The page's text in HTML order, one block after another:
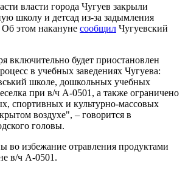
власти города Чугуев закрыли
школу и детсад из-за задымления
Об этом накануне сообщил Чугуевский
включительно будет приостановлен
в учебных заведениях Чугуева:
школе, дошкольных учебных
при в/ч А-0501, а также ограничено
спортивных и культурно-массовых
воздухе", – говорится в
головы.
во избежание отравления продуктами
в/ч А-0501.